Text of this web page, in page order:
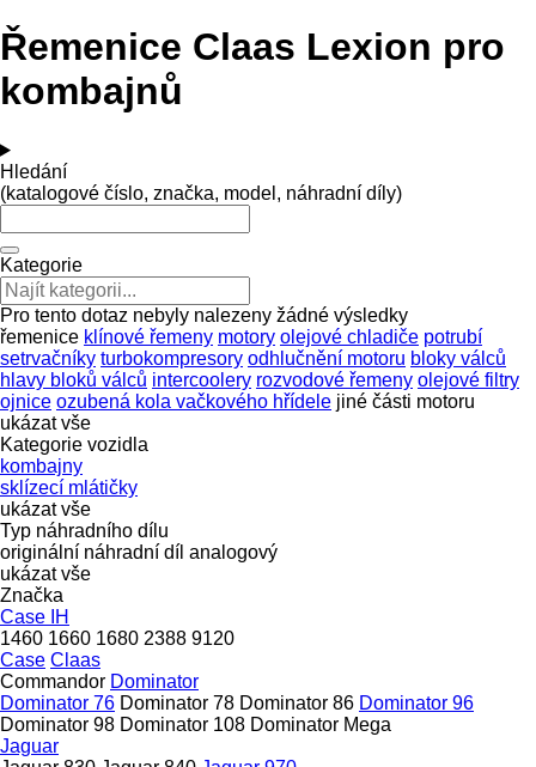
Řemenice Claas Lexion pro
kombajnů
Hledání
(katalogové číslo, značka, model, náhradní díly)
Kategorie
Pro tento dotaz nebyly nalezeny žádné výsledky
řemenice klínové řemeny motory olejové chladiče potrubí
setrvačníky turbokompresory odhlučnění motoru bloky válců
hlavy bloků válců intercoolery rozvodové řemeny olejové filtry
ojnice ozubená kola vačkového hřídele jiné části motoru
ukázat vše
Kategorie vozidla
kombajny
sklízecí mlátičky
ukázat vše
Typ náhradního dílu
originální náhradní díl analogový
ukázat vše
Značka
Case IH
1460 1660 1680 2388 9120
Case Claas
Commandor Dominator
Dominator 76 Dominator 78 Dominator 86 Dominator 96
Dominator 98 Dominator 108 Dominator Mega
Jaguar